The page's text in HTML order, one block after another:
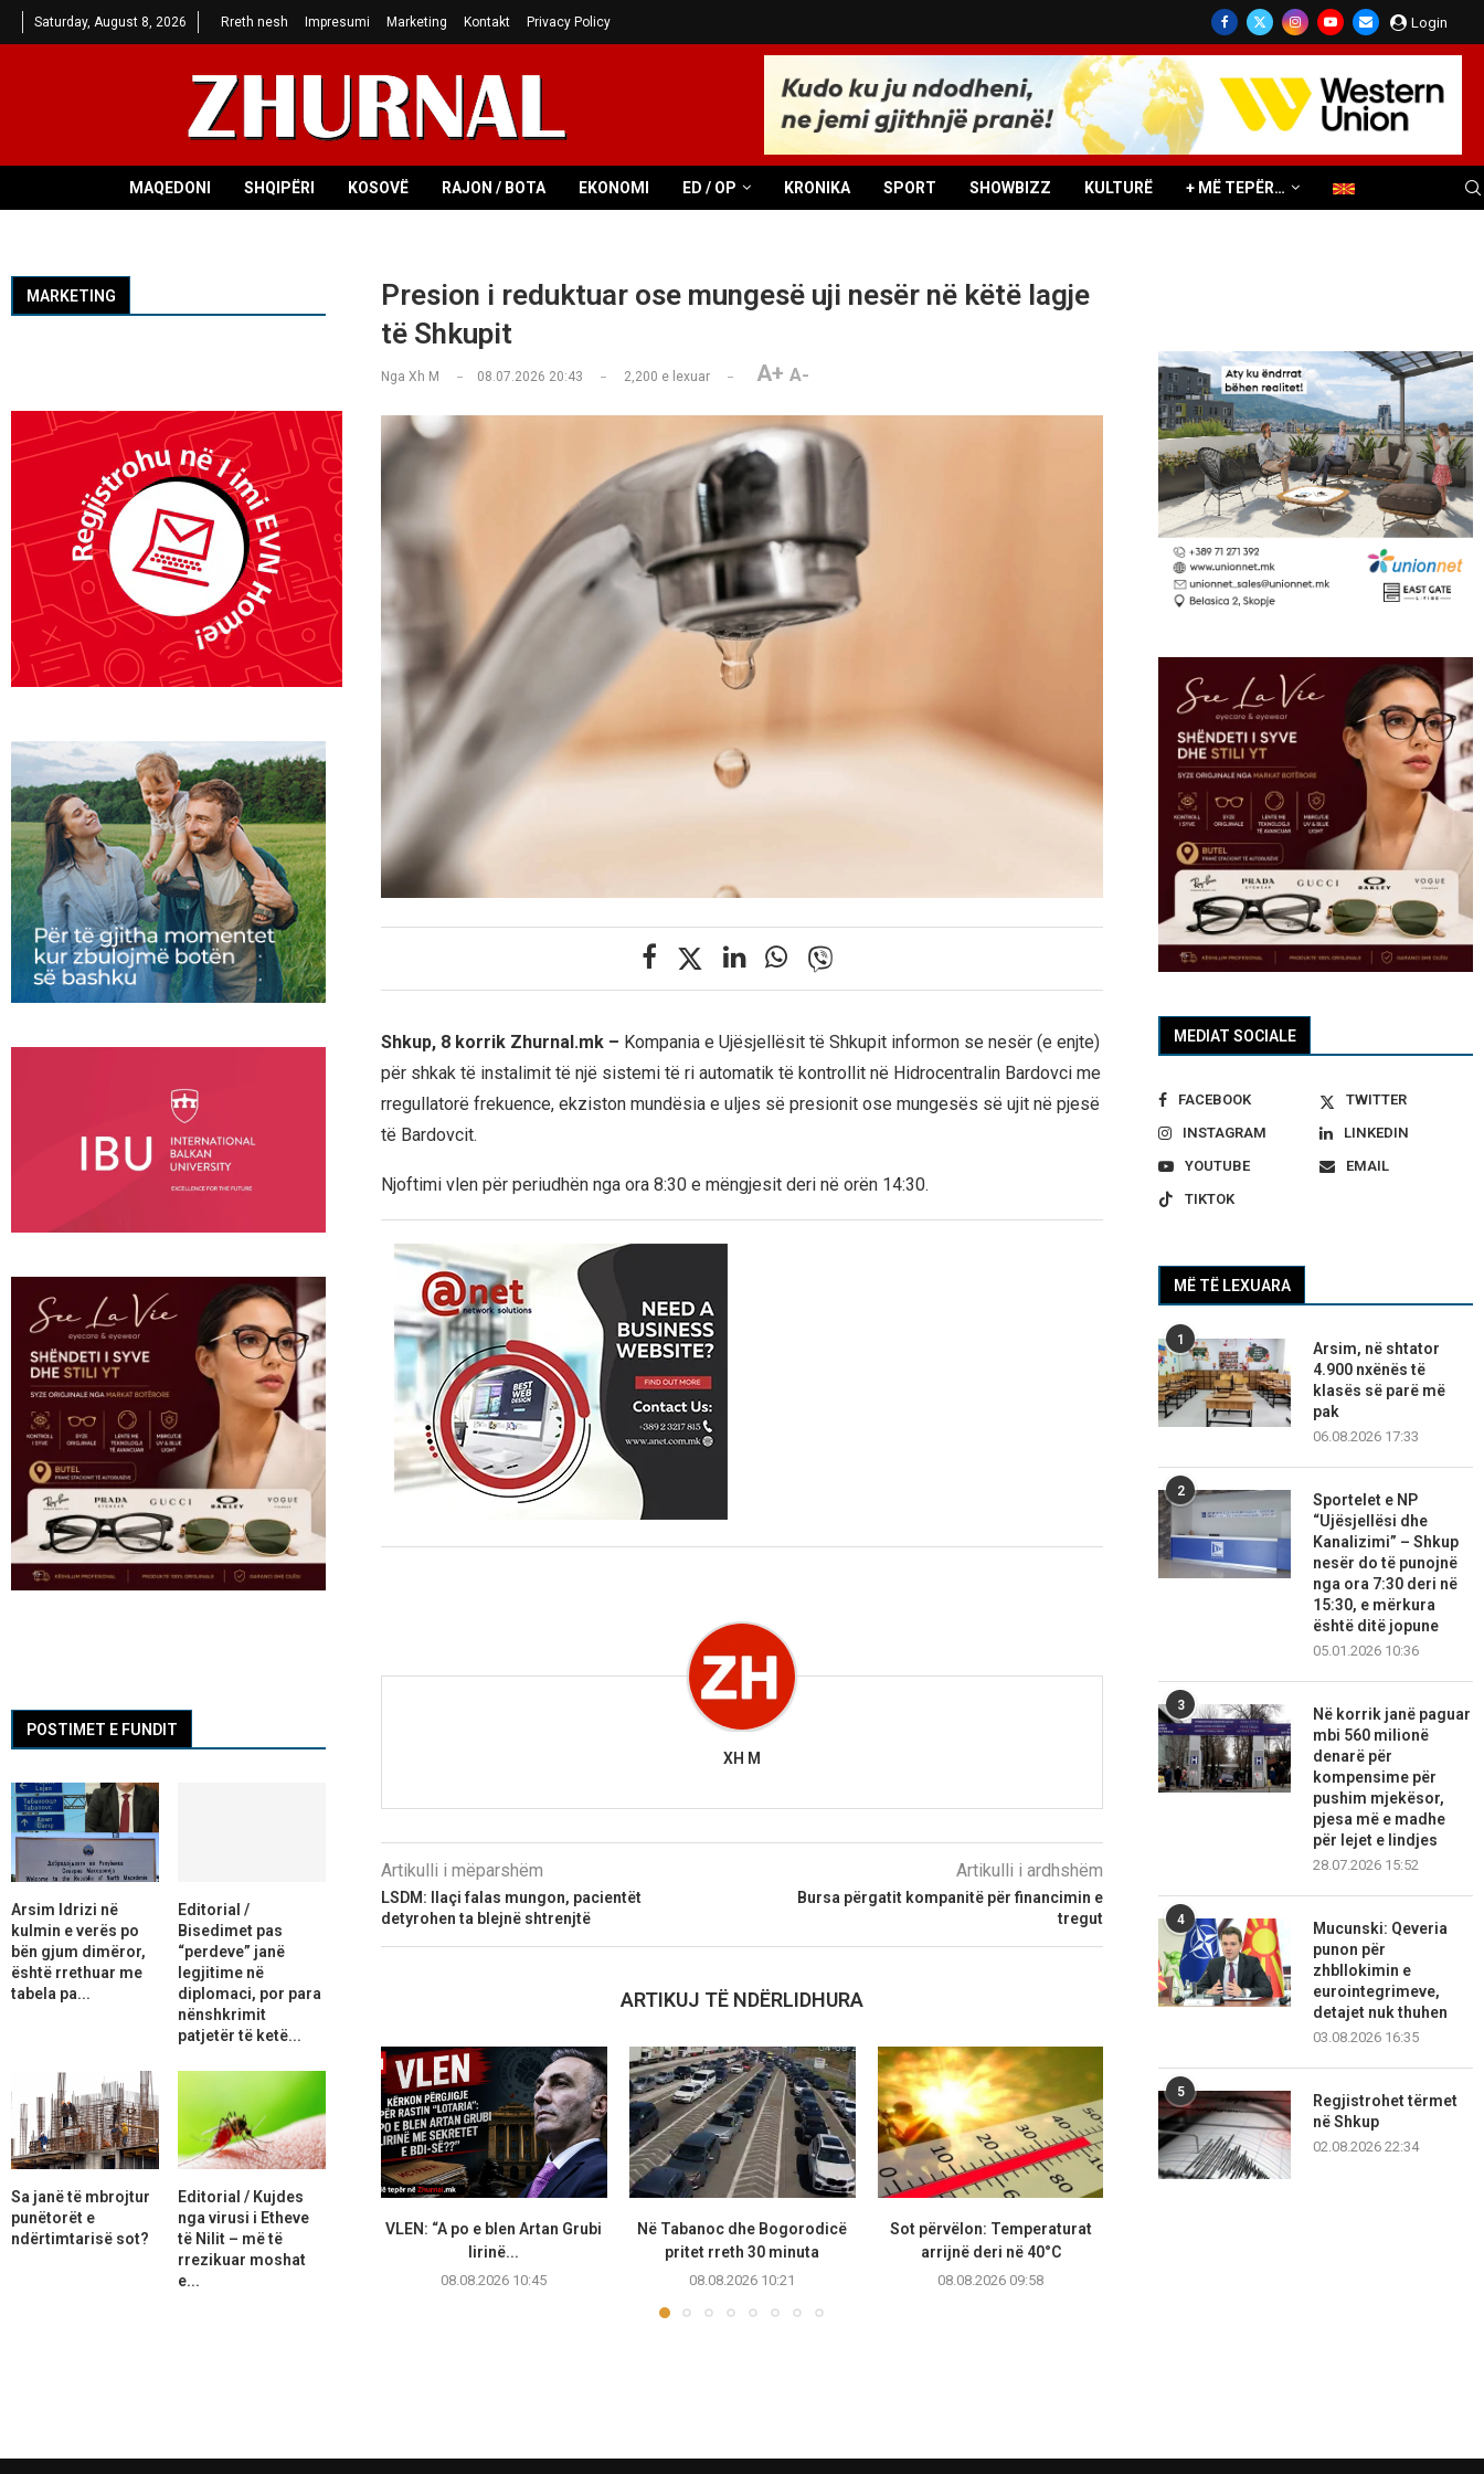
Saturday, August 8, 2026 Rreth nesh Impresumi Marketing Kontakt Privacy Policy Login
MAQEDONI SHQIPËRI KOSOVË RAJON / BOTA EKONOMI ED / OP KRONIKA SPORT SHOWBIZZ KULTURË + MË TEPËR…
Presion i reduktuar ose mungesë uji nesër në këtë lagje
të Shkupit
Nga Xh M 08.07.2026 20:43 2,200 e lexuar A+ A-
Shkup, 8 korrik Zhurnal.mk – Kompania e Ujësjellësit të Shkupit informon se nesër (e enjte)
për shkak të instalimit të një sistemi të ri automatik të kontrollit në Hidrocentralin Bardovci me
rregullatorë frekuence, ekziston mundësia e uljes së presionit ose mungesës së ujit në pjesë
të Bardovcit.
Njoftimi vlen për periudhën nga ora 8:30 e mëngjesit deri në orën 14:30.
XH M
Artikulli i mëparshëm
LSDM: Ilaçi falas mungon, pacientët
detyrohen ta blejnë shtrenjtë
Artikulli i ardhshëm
Bursa përgatit kompanitë për financimin e
tregut
ARTIKUJ TË NDËRLIDHURA
VLEN: “A po e blen Artan Grubi
lirinë...
08.08.2026 10:45
Në Tabanoc dhe Bogorodicë
pritet rreth 30 minuta
08.08.2026 10:21
Sot përvëlon: Temperaturat
arrijnë deri në 40°C
08.08.2026 09:58
MEDIAT SOCIALE
FACEBOOK
TWITTER
INSTAGRAM
LINKEDIN
YOUTUBE
EMAIL
TIKTOK
MË TË LEXUARA
1
Arsim, në shtator
4.900 nxënës të
klasës së parë më
pak
06.08.2026 17:33
2
Sportelet e NP
“Ujësjellësi dhe
Kanalizimi” – Shkup
nesër do të punojnë
nga ora 7:30 deri në
15:30, e mërkura
është ditë jopune
05.01.2026 10:36
3
Në korrik janë paguar
mbi 560 milionë
denarë për
kompensime për
pushim mjekësor,
pjesa më e madhe
për lejet e lindjes
28.07.2026 15:52
4
Mucunski: Qeveria
punon për
zhbllokimin e
eurointegrimeve,
detajet nuk thuhen
03.08.2026 16:35
5
Regjistrohet tërmet
në Shkup
02.08.2026 22:34
MARKETING
POSTIMET E FUNDIT
Arsim Idrizi në
kulmin e verës po
bën gjum dimëror,
është rrethuar me
tabela pa...
Editorial /
Bisedimet pas
“perdeve” janë
legjitime në
diplomaci, por para
nënshkrimit
patjetër të ketë...
Sa janë të mbrojtur
punëtorët e
ndërtimtarisë sot?
Editorial / Kujdes
nga virusi i Etheve
të Nilit – më të
rrezikuar moshat
e...